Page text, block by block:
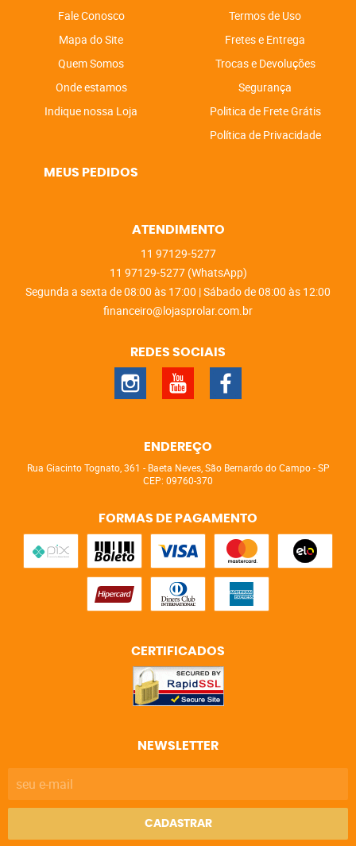
Fale Conosco
Mapa do Site
Quem Somos
Onde estamos
Indique nossa Loja
Termos de Uso
Fretes e Entrega
Trocas e Devoluções
Segurança
Politica de Frete Grátis
Política de Privacidade
MEUS PEDIDOS
ATENDIMENTO
11 97129-5277
11 97129-5277 (WhatsApp)
Segunda a sexta de 08:00 às 17:00 | Sábado de 08:00 às 12:00
financeiro@lojasprolar.com.br
REDES SOCIAIS
ENDEREÇO
Rua Giacinto Tognato, 361 - Baeta Neves, São Bernardo do Campo-SP
CEP: 09760-370
FORMAS DE PAGAMENTO
CERTIFICADOS
NEWSLETTER
CADASTRAR